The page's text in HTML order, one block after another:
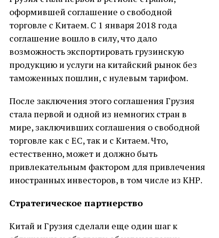
оформившей соглашение о свободной
торговле с Китаем. С 1 января 2018 года
соглашение вошло в силу, что дало
возможность экспортировать грузинскую
продукцию и услуги на китайский рынок без
таможенных пошлин, с нулевым тарифом.
После заключения этого соглашения Грузия
стала первой и одной из немногих стран в
мире, заключивших соглашения о свободной
торговле как с ЕС, так и с Китаем. Что,
естественно, может и должно быть
привлекательным фактором для привлечения
иностранных инвесторов, в том числе из КНР.
Стратегическое партнерство
Китай и Грузия сделали еще один шаг к